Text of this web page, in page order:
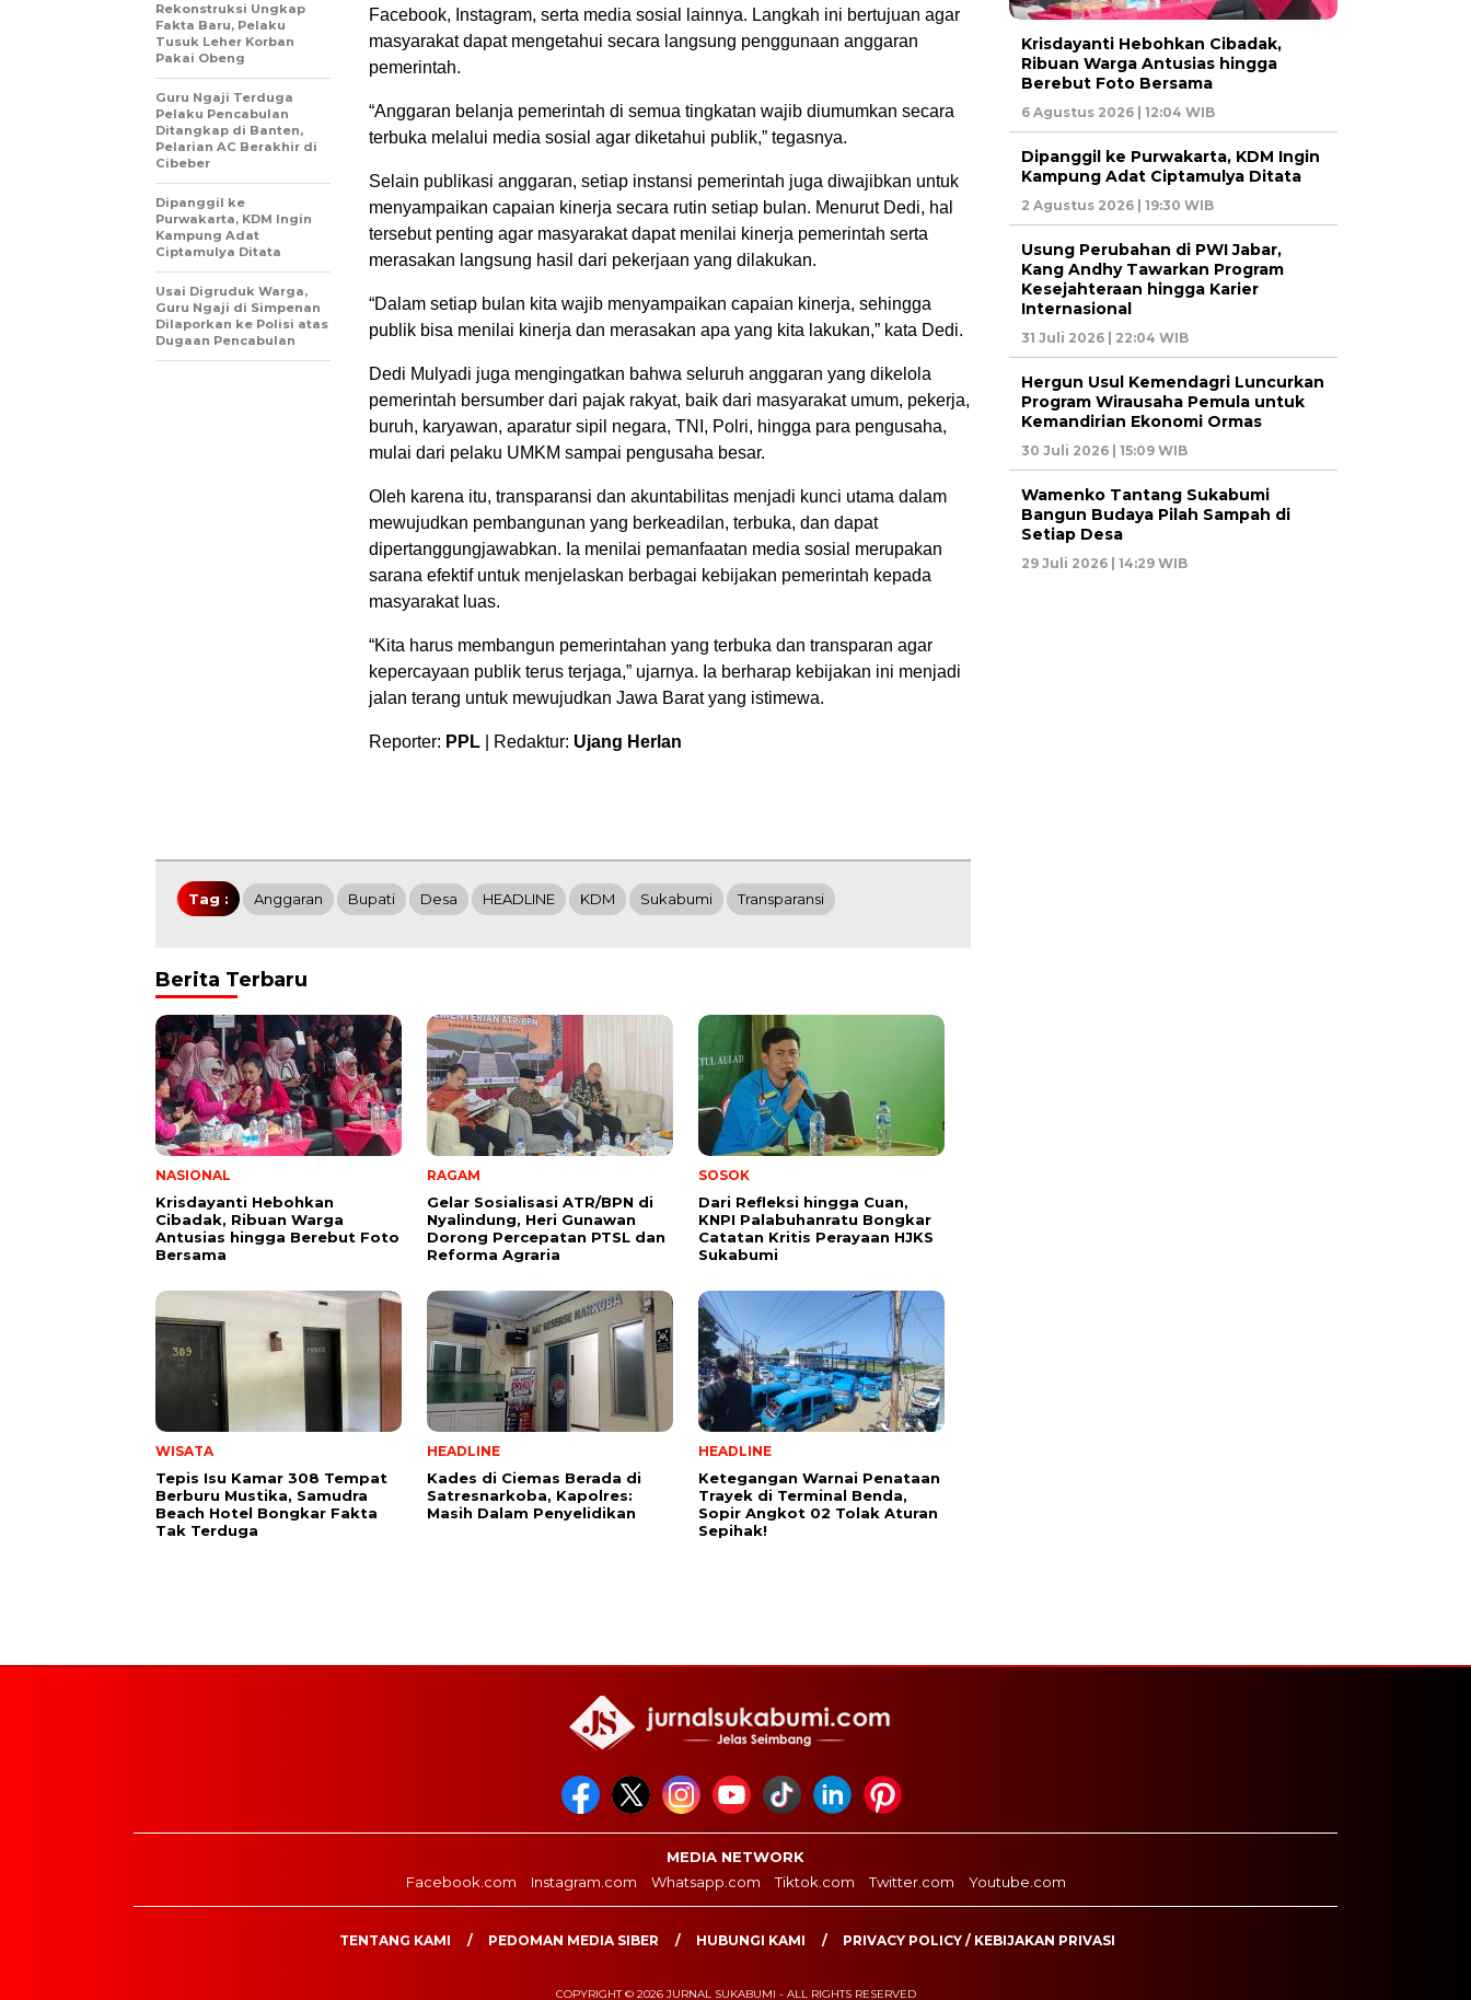
Facebook, Instagram, serta media sosial lainnya. Langkah ini bertujuan agar
masyarakat dapat mengetahui secara langsung penggunaan anggaran
pemerintah.
“Anggaran belanja pemerintah di semua tingkatan wajib diumumkan secara
terbuka melalui media sosial agar diketahui publik,” tegasnya.
Selain publikasi anggaran, setiap instansi pemerintah juga diwajibkan untuk
menyampaikan capaian kinerja secara rutin setiap bulan. Menurut Dedi, hal
tersebut penting agar masyarakat dapat menilai kinerja pemerintah serta
merasakan langsung hasil dari pekerjaan yang dilakukan.
“Dalam setiap bulan kita wajib menyampaikan capaian kinerja, sehingga
publik bisa menilai kinerja dan merasakan apa yang kita lakukan,” kata Dedi.
Dedi Mulyadi juga mengingatkan bahwa seluruh anggaran yang dikelola
pemerintah bersumber dari pajak rakyat, baik dari masyarakat umum, pekerja,
buruh, karyawan, aparatur sipil negara, TNI, Polri, hingga para pengusaha,
mulai dari pelaku UMKM sampai pengusaha besar.
Oleh karena itu, transparansi dan akuntabilitas menjadi kunci utama dalam
mewujudkan pembangunan yang berkeadilan, terbuka, dan dapat
dipertanggungjawabkan. Ia menilai pemanfaatan media sosial merupakan
sarana efektif untuk menjelaskan berbagai kebijakan pemerintah kepada
masyarakat luas.
“Kita harus membangun pemerintahan yang terbuka dan transparan agar
kepercayaan publik terus terjaga,” ujarnya. Ia berharap kebijakan ini menjadi
jalan terang untuk mewujudkan Jawa Barat yang istimewa.
Reporter: PPL | Redaktur: Ujang Herlan
Rekonstruksi Ungkap
Fakta Baru, Pelaku
Tusuk Leher Korban
Pakai Obeng
Guru Ngaji Terduga
Pelaku Pencabulan
Ditangkap di Banten,
Pelarian AC Berakhir di
Cibeber
Dipanggil ke
Purwakarta, KDM Ingin
Kampung Adat
Ciptamulya Ditata
Usai Digruduk Warga,
Guru Ngaji di Simpenan
Dilaporkan ke Polisi atas
Dugaan Pencabulan
Tag : Anggaran Bupati Desa HEADLINE KDM Sukabumi Transparansi
Berita Terbaru
NASIONAL
Krisdayanti Hebohkan
Cibadak, Ribuan Warga
Antusias hingga Berebut Foto
Bersama
RAGAM
Gelar Sosialisasi ATR/BPN di
Nyalindung, Heri Gunawan
Dorong Percepatan PTSL dan
Reforma Agraria
SOSOK
Dari Refleksi hingga Cuan,
KNPI Palabuhanratu Bongkar
Catatan Kritis Perayaan HJKS
Sukabumi
WISATA
Tepis Isu Kamar 308 Tempat
Berburu Mustika, Samudra
Beach Hotel Bongkar Fakta
Tak Terduga
HEADLINE
Kades di Ciemas Berada di
Satresnarkoba, Kapolres:
Masih Dalam Penyelidikan
HEADLINE
Ketegangan Warnai Penataan
Trayek di Terminal Benda,
Sopir Angkot 02 Tolak Aturan
Sepihak!
Krisdayanti Hebohkan Cibadak,
Ribuan Warga Antusias hingga
Berebut Foto Bersama
6 Agustus 2026 | 12:04 WIB
Dipanggil ke Purwakarta, KDM Ingin
Kampung Adat Ciptamulya Ditata
2 Agustus 2026 | 19:30 WIB
Usung Perubahan di PWI Jabar,
Kang Andhy Tawarkan Program
Kesejahteraan hingga Karier
Internasional
31 Juli 2026 | 22:04 WIB
Hergun Usul Kemendagri Luncurkan
Program Wirausaha Pemula untuk
Kemandirian Ekonomi Ormas
30 Juli 2026 | 15:09 WIB
Wamenko Tantang Sukabumi
Bangun Budaya Pilah Sampah di
Setiap Desa
29 Juli 2026 | 14:29 WIB
MEDIA NETWORK
Facebook.com
Instagram.com Whatsapp.com Tiktok.com Twitter.com Youtube.com
TENTANG KAMI PEDOMAN MEDIA SIBER HUBUNGI KAMI PRIVACY POLICY / KEBIJAKAN PRIVASI
COPYRIGHT © 2026 JURNAL SUKABUMI - ALL RIGHTS RESERVED